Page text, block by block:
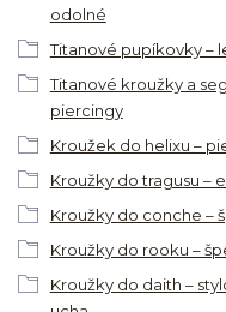
odolné
Titanové pupíkovky –
Titanové kroužky a
piercingy
Kroužek do helixu –
Kroužky do tragusu –
Kroužky do conche –
Kroužky do rooku –
Kroužky do daith –